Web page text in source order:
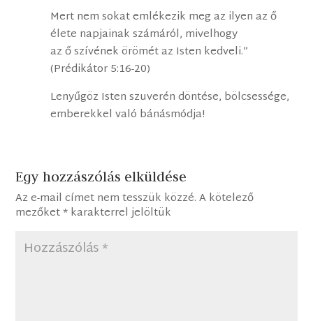
Mert nem sokat emlékezik meg az ilyen az ő
élete napjainak számáról, mivelhogy
az ő szívének örömét az Isten kedveli.”
(Prédikátor 5:16-20)
Lenyűgöz Isten szuverén döntése, bölcsessége,
emberekkel való bánásmódja!
Egy hozzászólás elküldése
Az e-mail címet nem tesszük közzé. A kötelező
mezőket*karakterrel jelöltük